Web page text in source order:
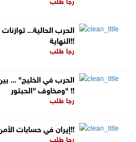
الحرب الحالية...
النهاية!!
رجا طلب
ومخاوف "الحبتور" !!
رجا طلب
إيران في حسابات الأمن القومي العربي؟؟!!
رجا طلب